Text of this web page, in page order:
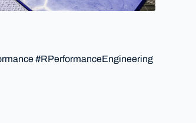
#RPerformanceEngineering